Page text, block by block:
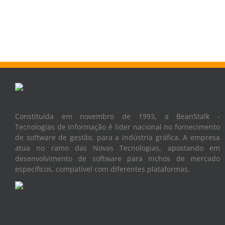
Constituída em novembro de 1993, a BeanStalk -
Tecnologias de Informação é líder nacional no fornecimento
de software de gestão, para a indústria gráfica. A empresa
atua no ramo das Novas Tecnologias, apostando em
desenvolvimento de software para nichos de mercado
específicos, compatível com diferentes plataformas.